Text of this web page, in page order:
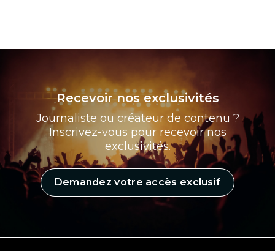
Recevoir nos exclusivités
Journaliste ou créateur de contenu ?
Inscrivez-vous pour recevoir nos
exclusivités.
Demandez votre accès exclusif